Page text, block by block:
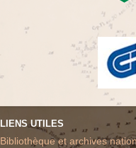
LIENS UTILES
Bibliothèque et archives